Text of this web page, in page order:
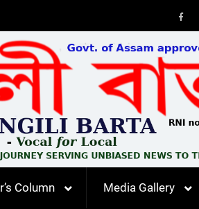
Column Media Gallery